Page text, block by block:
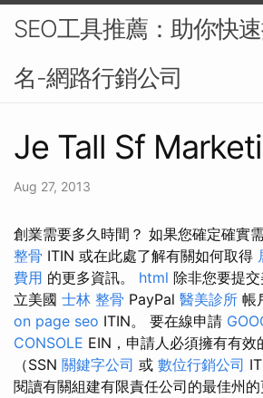
SEO工具推薦：助你快
名-網路行銷公司
Je Tall Sf
Aug 27, 2013
創業需要多久時間？ 如果您確定確實
整骨 ITIN 或在此處了解有關如何取得
費用 的更多資訊。 html 除非您要提
立美國 士林 整骨 PayPal 醫美診所 帳
on page seo ITIN。 要在線申請
CONSOLE EIN，申請人必須擁有有效
（SSN 關鍵字公司 或 數位行銷公司
閱讀有關組建有限責任公司的最佳州的